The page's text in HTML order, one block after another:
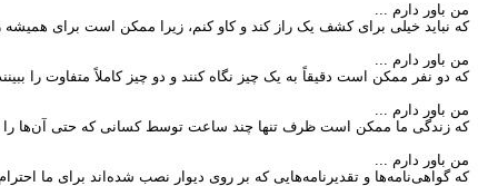
من باور دارم ...
که نبايد خيلى براى کشف يک راز کند و کاو کنم، زيرا ممکن است براى هميشه
من باور دارم ...
که دو نفر ممکن است دقيقاً به يک چيز نگاه کنند و دو چيز کاملاً متفاوت را
من باور دارم ...
که زندگى ما ممکن است ظرف تنها چند ساعت توسط کسانى که حتى آن‌ها را
من باور دارم ...
که گواهى‌نامه‌ها و تقديرنامه‌هايى که بر روى ديوار نصب شده‌اند براى ما